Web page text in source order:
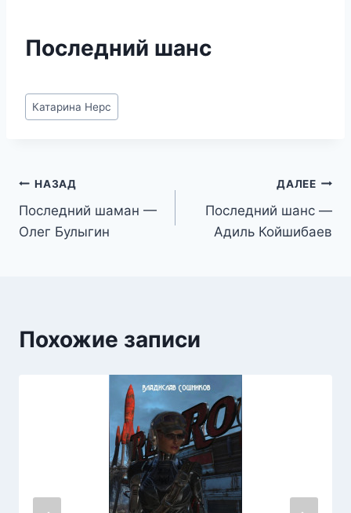
Последний шанс
Метки
записи:
Катарина Нерс
Навигация
по
НАЗАД
Последний шаман —
Олег Булыгин
ДАЛЕЕ
Последний шанс —
Адиль Койшибаев
Похожие записи